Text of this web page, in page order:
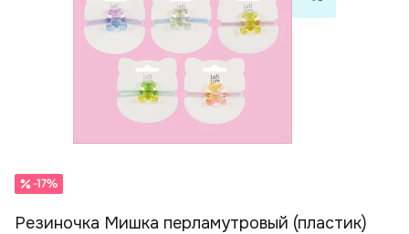
-17%
Резиночка Мишка перламутровый (пластик)